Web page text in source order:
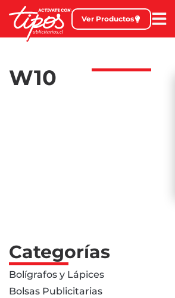
Ver Productos
W10
Categorías
Bolígrafos y Lápices
Bolsas Publicitarias